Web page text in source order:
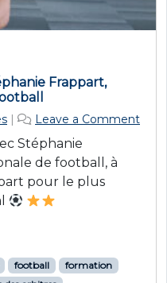
Frappart,
| Leave a Comment
Stéphanie
de football, à
pour le plus
football
formation